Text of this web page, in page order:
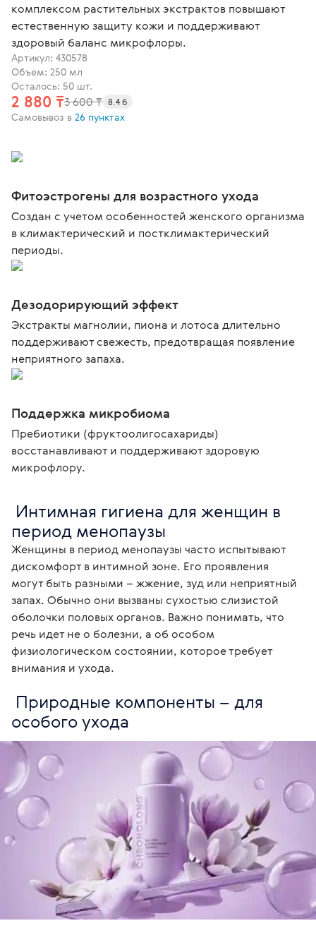
комплексом растительных экстрактов повышают
естественную защиту кожи и поддерживают
здоровый баланс микрофлоры.
Артикул: 430578
Объем: 250 мл
Осталось: 50 шт.
2 880 ₸3 600 ₸ 8.4 б
Самовывоз в 26 пунктах
Фитоэстрогены для возрастного ухода
Создан с учетом особенностей женского организма
в климактерический и постклимактерический
периоды.
Дезодорирующий эффект
Экстракты магнолии, пиона и лотоса длительно
поддерживают свежесть, предотвращая появление
неприятного запаха.
Поддержка микробиома
Пребиотики (фруктоолигосахариды)
восстанавливают и поддерживают здоровую
микрофлору.
период менопаузы
Женщины в период менопаузы часто испытывают
дискомфорт в интимной зоне. Его проявления
могут быть разными – жжение, зуд или неприятный
запах. Обычно они вызваны сухостью слизистой
оболочки половых органов. Важно понимать, что
речь идет не о болезни, а об особом
физиологическом состоянии, которое требует
внимания и ухода.
особого ухода